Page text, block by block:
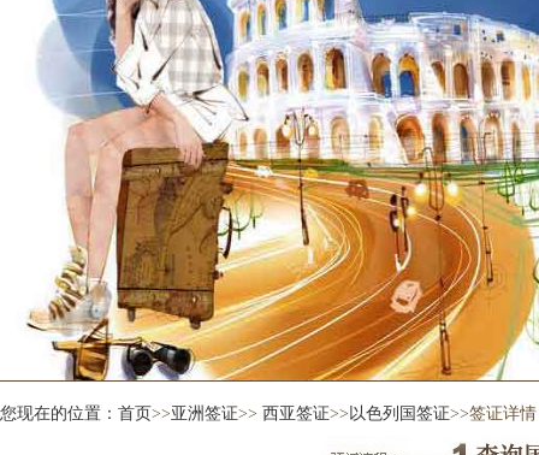
您现在的位置： 首页>>亚洲签证>> 西亚签证>> 以色列国签证>>签证详情